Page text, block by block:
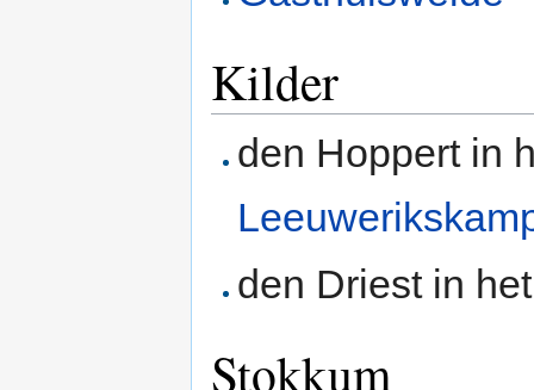
Kilder
den Hoppert in
den Driest in
Stokkum